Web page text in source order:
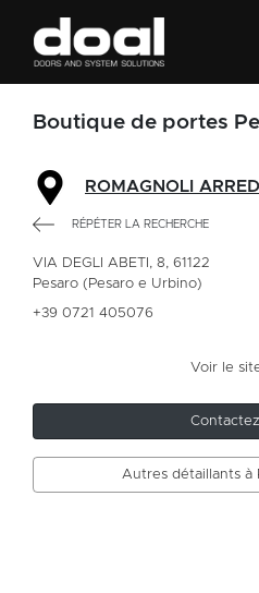
Boutique de portes
ROMAGNOLI ARREDI
RÉPÉTER LA RECHERCHE
VIA DEGLI ABETI, 8, 61122
Pesaro (Pesaro e Urbino)
+39 0721 405076
Voir le
Autres détaillants à